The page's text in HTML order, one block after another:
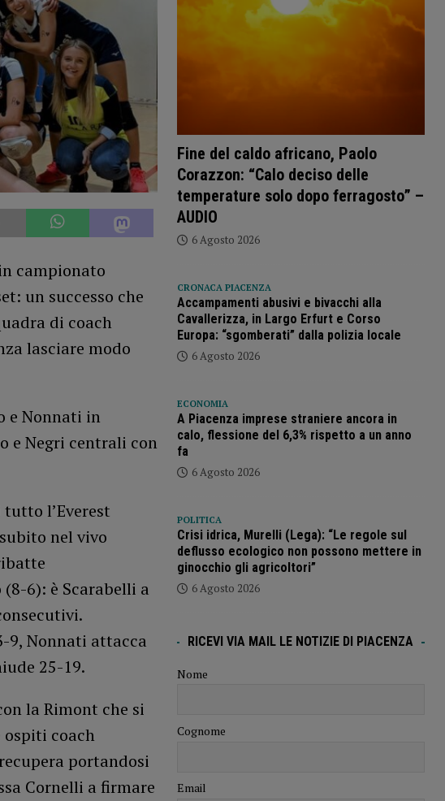
campionato
un successo che
di coach
lasciare modo
e Nonnati in
e Negri centrali con
l’Everest
nel vivo
6): è Scarabelli a
9, Nonnati attacca
25-19.
la Rimont che si
ospiti coach
portandosi
Cornelli a firmare
Fine del caldo africano, Paolo
Corazzon: “Calo deciso delle
temperature solo dopo ferragosto” –
AUDIO
6 Agosto 2026
CRONACA PIACENZA
Accampamenti abusivi e bivacchi alla
Cavallerizza, in Largo Erfurt e Corso
Europa: “sgomberati” dalla polizia locale
6 Agosto 2026
ECONOMIA
A Piacenza imprese straniere ancora in
calo, flessione del 6,3% rispetto a un anno
fa
6 Agosto 2026
POLITICA
Crisi idrica, Murelli (Lega): “Le regole sul
deflusso ecologico non possono mettere in
ginocchio gli agricoltori”
6 Agosto 2026
RICEVI VIA MAIL LE NOTIZIE DI PIACENZA
Nome
Cognome
Email